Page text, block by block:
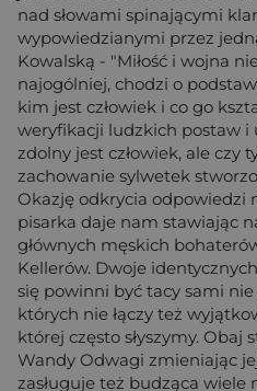
nad słowami spinającymi
wypowiedzianymi przez
Kowalską - "Miłość i wojna
najogólniej, chodzi o
kim jest człowiek i co go
weryfikacji ludzkich postaw i
zdolny jest człowiek, ale czy
zachowanie sylwetek
Okazję odkrycia odpowiedzi
pisarka daje nam stawiając
głównych męskich
Kellerów. Dwoje
się powinni być tacy sami
których nie łączy też
której często słyszymy. Obaj
Wandy Odwagi zmieniając
zasługuje też budząca wiele